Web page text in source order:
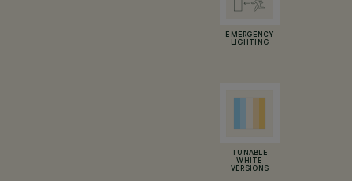
EMERGENCY
LIGHTING
TUNABLE
WHITE
VERSIONS